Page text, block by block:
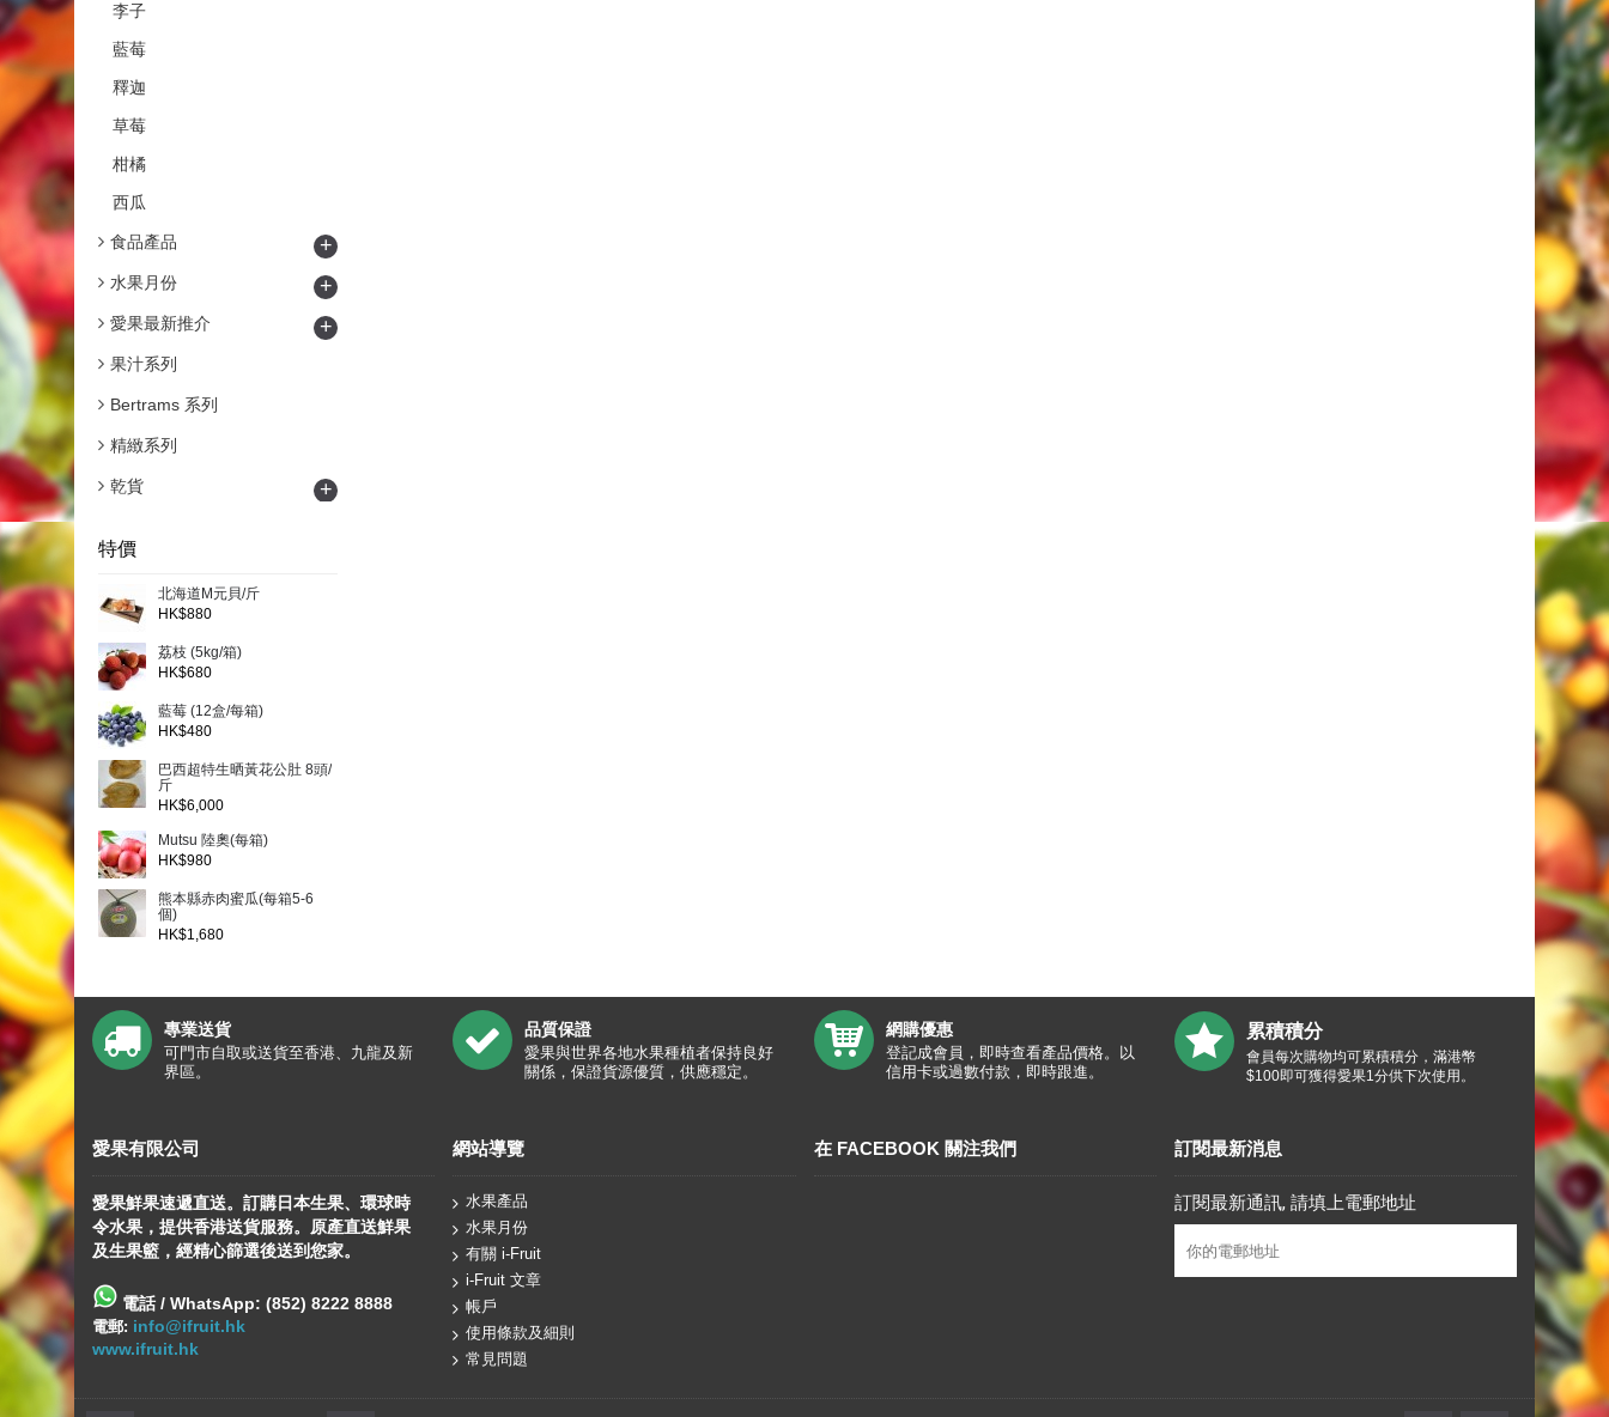
李子
藍莓
釋迦
草莓
柑橘
西瓜
食品產品 +
水果月份 +
愛果最新推介 +
果汁系列
Bertrams 系列
精緻系列
乾貨 +
特價
北海道M元貝/斤
HK$880
荔枝 (5kg/箱)
HK$680
藍莓 (12盒/每箱)
HK$480
巴西超特生晒黃花公肚 8頭/
斤
HK$6,000
Mutsu 陸奧(每箱)
HK$980
熊本縣赤肉蜜瓜(每箱5-6
個)
HK$1,680
專業送貨
可門市自取或送貨至香港、九龍及新
界區。
品質保證
愛果與世界各地水果種植者保持良好
關係，保證貨源優質，供應穩定。
網購優惠
登記成會員，即時查看產品價格。以
信用卡或過數付款，即時跟進。
累積積分
會員每次購物均可累積積分，滿港幣
$100即可獲得愛果1分供下次使用。
愛果有限公司
愛果鮮果速遞直送。訂購日本生果、 環球時
令水果，提供香港送貨服務。原產直送鮮果
及生果籃，經精心篩選後送到您家。
電話 / WhatsApp: (852) 8222 8888
電郵: info@ifruit.hk
www.ifruit.hk
網站導覽
水果產品
水果月份
有關 i-Fruit
i-Fruit 文章
帳戶
使用條款及細則
常見問題
在 FACEBOOK 關注我們 訂閱最新消息
訂閱最新通訊, 請填上電郵地址